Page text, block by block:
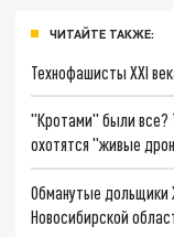
ЧИТАЙТЕ ТАКЖЕ:
Технофашисты XXI
"Кротами" были все?
охотятся "живые
Обманутые дольщики
Новосибирской